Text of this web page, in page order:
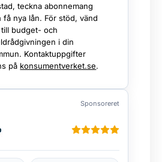
teckna abonnemang
få nya lån. För stöd, vänd
budget- och
i din
Kontaktuppgifter
på konsumentverket.se.
Sponsoreret